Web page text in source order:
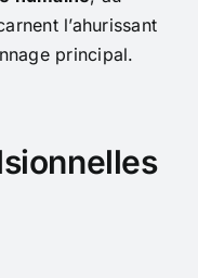
l’ahurissant
principal.